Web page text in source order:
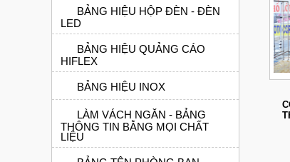
BẢNG HIỆU HỘP ĐÈN - ĐÈN
LED
BẢNG HIỆU QUẢNG CÁO
HIFLEX
BẢNG HIỆU INOX
LÀM VÁCH NGĂN - BẢNG
THÔNG TIN BẰNG MỌI CHẤT
LIỆU